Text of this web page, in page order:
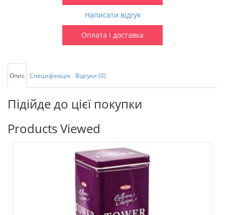
Написати відгук
Оплата і доставка
Опис Специфікація Відгуки (0)
Підійде до цієї покупки
Products Viewed